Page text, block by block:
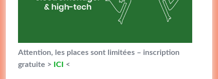
Attention, les places sont limitées – inscription
gratuite >
ICI <